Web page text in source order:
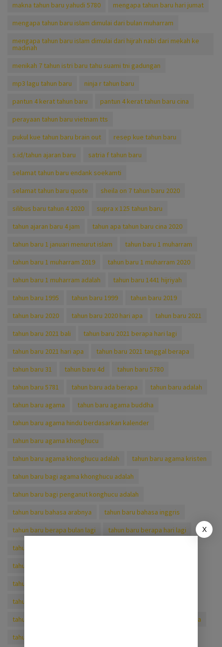
makna tahun baru yahudi 5780
mengapa tahun baru hari jumat
mengapa tahun baru islam dimulai dari bulan muharram
mengapa tahun baru islam dimulai dari hijrah nabi dari mekah ke
madinah
menikah 7 tahun istri baru tahu suami tni gadungan
mp3 lagu tahun baru
ninja r tahun baru
pantun 4 kerat tahun baru
pantun 4 kerat tahun baru cina
perayaan tahun baru vietnam tts
pukul kue tahun baru brain out
resep kue tahun baru
s.id/tahun ajaran baru
satria f tahun baru
selamat tahun baru endank soekamti
selamat tahun baru quote
sheila on 7 tahun baru 2020
silibus baru tahun 4 2020
supra x 125 tahun baru
tahun ajaran baru 4 jam
tahun apa tahun baru cina 2020
tahun baru 1 januari menurut islam
tahun baru 1 muharram
tahun baru 1 muharram 2019
tahun baru 1 muharram 2020
tahun baru 1 muharram adalah
tahun baru 1441 hijriyah
tahun baru 1995
tahun baru 1999
tahun baru 2019
tahun baru 2020
tahun baru 2020 hari apa
tahun baru 2021
tahun baru 2021 bali
tahun baru 2021 berapa hari lagi
tahun baru 2021 hari apa
tahun baru 2021 tanggal berapa
tahun baru 31
tahun baru 4d
tahun baru 5780
tahun baru 5781
tahun baru ada berapa
tahun baru adalah
tahun baru agama
tahun baru agama buddha
tahun baru agama hindu berdasarkan kalender
tahun baru agama khonghucu
tahun baru agama khonghucu adalah
tahun baru agama kristen
tahun baru bagi agama khonghucu adalah
tahun baru bagi penganut konghucu adalah
tahun baru bahasa arabnya
tahun baru bahasa inggris
tahun baru berapa bulan lagi
tahun baru berapa hari lagi
tahun baru bulan
tahun baru chinese 2021
tahun baru cina 2019
tahun baru cina 2020 zodiak
tahun baru cina 2021 shio apa
tahun baru cina 2021 tahun apa
tahun baru cina hari ke 9
X